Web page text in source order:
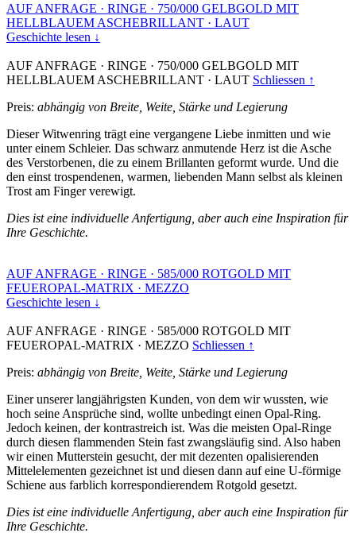
AUF ANFRAGE · RINGE · 750/000 GELBGOLD MIT
HELLBLAUEM ASCHEBRILLANT · LAUT
Geschichte lesen ↓
AUF ANFRAGE · RINGE · 750/000 GELBGOLD MIT
HELLBLAUEM ASCHEBRILLANT · LAUT Schliessen ↑
Preis: abhängig von Breite, Weite, Stärke und Legierung
Dieser Witwenring trägt eine vergangene Liebe inmitten und wie
unter einem Schleier. Das schwarz anmutende Herz ist die Asche
des Verstorbenen, die zu einem Brillanten geformt wurde. Und die
den einst trospendenen, warmen, liebenden Mann selbst als kleinen
Trost am Finger verewigt.
Dies ist eine individuelle Anfertigung, aber auch eine Inspiration für
Ihre Geschichte.
AUF ANFRAGE · RINGE · 585/000 ROTGOLD MIT
FEUEROPAL-MATRIX · MEZZO
Geschichte lesen ↓
AUF ANFRAGE · RINGE · 585/000 ROTGOLD MIT
FEUEROPAL-MATRIX · MEZZO Schliessen ↑
Preis: abhängig von Breite, Weite, Stärke und Legierung
Einer unserer langjährigsten Kunden, von dem wir wussten, wie
hoch seine Ansprüche sind, wollte unbedingt einen Opal-Ring.
Jedoch keinen, der kontrastreich ist. Was die meisten Opal-Ringe
durch diesen flammenden Stein fast zwangsläufig sind. Also haben
wir einen Mutterstein gesucht, der mit dezenten opalisierenden
Mittelelementen gezeichnet ist und diesen dann auf eine U-förmige
Schiene aus farblich korrespondierendem Rotgold gesetzt.
Dies ist eine individuelle Anfertigung, aber auch eine Inspiration für
Ihre Geschichte.